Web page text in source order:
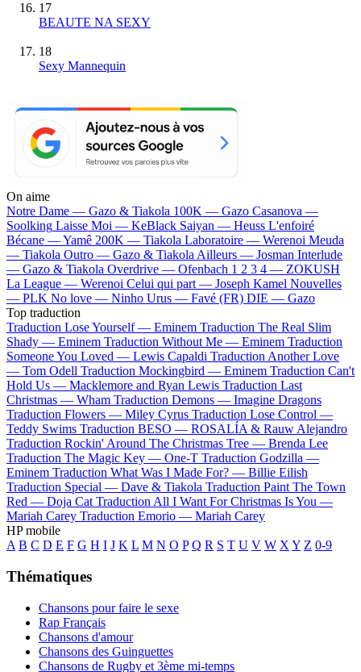
17
BEAUTE NA SEXY
18
Sexy Mannequin
On aime
Notre Dame — Gazo & Tiakola 100K — Gazo Casanova —
Soolking Laisse Moi — KeBlack Saiyan — Heuss L'enfoiré
Bécane —Yamê 200K — Tiakola Laboratoire — Werenoi Meuda
— Tiakola Outro — Gazo & Tiakola Ailleurs — Josman Interlude
— Gazo & Tiakola Overdrive — Ofenbach 1 2 3 4 — ZOKUSH
La League — Werenoi Celui qui part — Joseph Kamel Nouvelles
— PLK No love — Ninho Urus — Favé (FR) DIE — Gazo
Top traduction
Traduction Lose Yourself — Eminem Traduction The Real Slim
Shady — Eminem Traduction Without Me — Eminem Traduction
Someone You Loved — Lewis Capaldi Traduction Another Love
— Tom Odell Traduction Mockingbird — Eminem Traduction Can't
Hold Us — Macklemore and Ryan Lewis Traduction Last
Christmas — Wham Traduction Demons — Imagine Dragons
Traduction Flowers — Miley Cyrus Traduction Lose Control —
Teddy Swims Traduction BESO — ROSALÍA & Rauw Alejandro
Traduction Rockin' Around The Christmas Tree — Brenda Lee
Traduction The Magic Key — One-T Traduction Godzilla —
Eminem Traduction What Was I Made For? — Billie Eilish
Traduction Special — Dave & Tiakola Traduction Paint The Town
Red — Doja Cat Traduction All I Want For Christmas Is You —
Mariah Carey Traduction Emorio — Mariah Carey
HP mobile
A B C D E F G H I J K L M N O P Q R S T U V W X Y Z 0-9
Thématiques
Chansons pour faire le sexe
Rap Français
Chansons d'amour
Chansons des Guinguettes
Chansons de Rugby et 3ème mi-temps